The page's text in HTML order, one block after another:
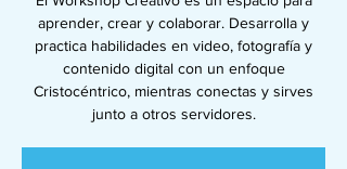
aprender, crear y colaborar. Desarrolla y
practica habilidades en video, fotografía y
contenido digital con un enfoque
Cristocéntrico, mientras conectas y sirves
junto a otros servidores.